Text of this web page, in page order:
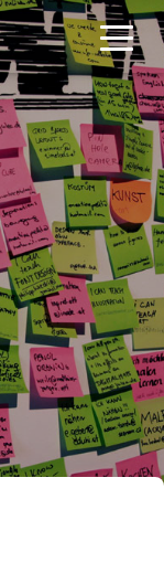
分类
友链
关灯